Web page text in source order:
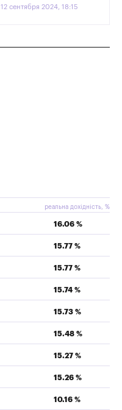
12 сентября 2024, 18:15
реальна дохідність, %
16.06 %
15.77 %
15.77 %
15.74 %
15.73 %
15.48 %
15.27 %
15.26 %
10.16 %